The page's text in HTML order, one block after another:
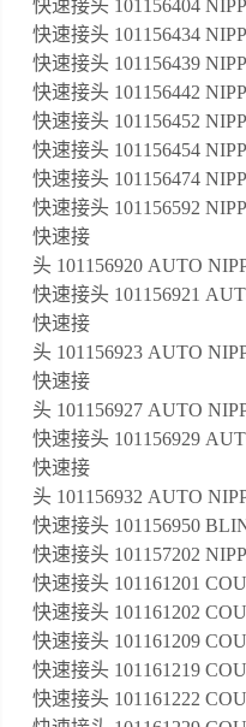
快速接头 101156404
快速接头 101156434
快速接头 101156439
快速接头 101156442
快速接头 101156452
快速接头 101156454
快速接头 101156474
快速接头 101156592
快速接
头 101156920 AUTO
快速接头 101156921
快速接
头 101156923 AUTO
快速接
头 101156927 AUTO
快速接头 101156929
快速接
头 101156932 AUTO
快速接头 101156950
快速接头 101157202
快速接头 101161201
快速接头 101161202
快速接头 101161209
快速接头 101161219
快速接头 101161222